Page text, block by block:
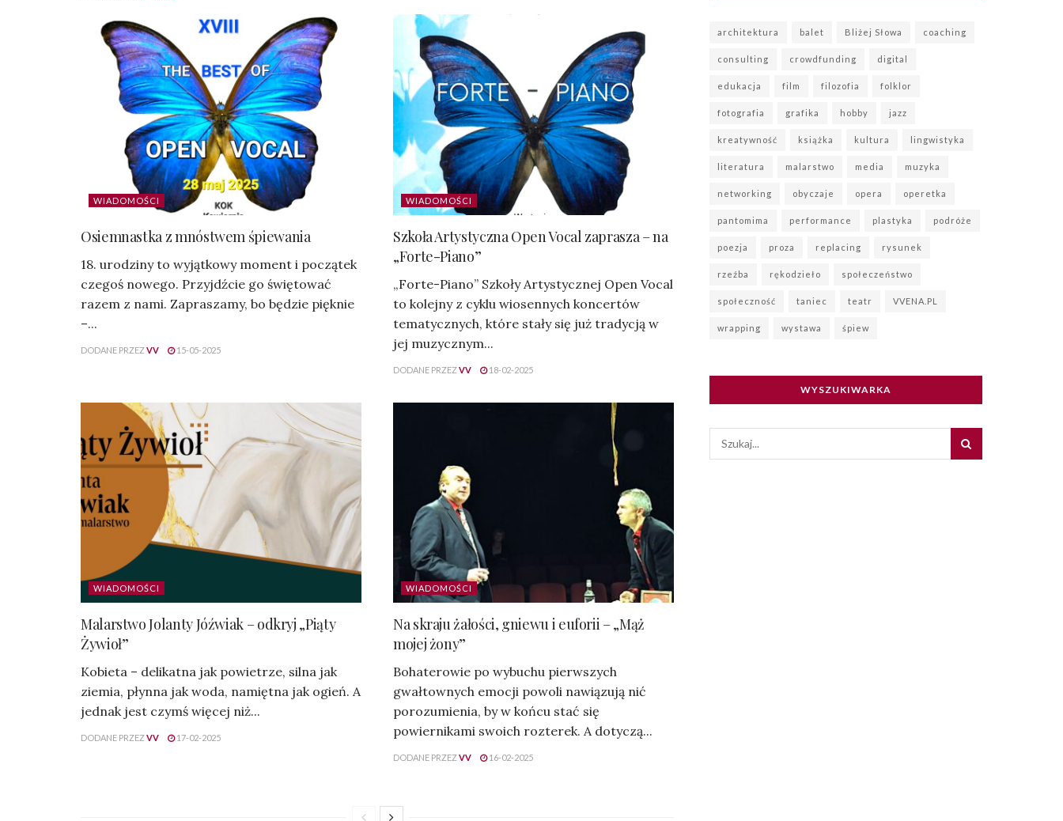
WIADOMOŚCI
Osiemnastka z mnóstwem śpiewania
18. urodziny to wyjątkowy moment i początek
czegoś nowego. Przyjdźcie go świętować
razem z nami. Zapraszamy, bo będzie pięknie
–...
DODANE PRZEZVV 15-05-2025
WIADOMOŚCI
Szkoła Artystyczna Open Vocal zaprasza – na
„Forte-Piano”
„Forte-Piano” Szkoły Artystycznej Open Vocal
to kolejny z cyklu wiosennych koncertów
tematycznych, które stały się już tradycją w
jej muzycznym...
DODANE PRZEZVV 18-02-2025
WIADOMOŚCI
Malarstwo Jolanty Jóźwiak – odkryj „Piąty
Żywioł”
Kobieta – delikatna jak powietrze, silna jak
ziemia, płynna jak woda, namiętna jak ogień. A
jednak jest czymś więcej niż...
DODANE PRZEZVV 17-02-2025
WIADOMOŚCI
Na skraju żałości, gniewu i euforii – „Mąż
mojej żony”
Bohaterowie po wybuchu pierwszych
gwałtownych emocji powoli nawiązują nić
porozumienia, by w końcu stać się
powiernikami swoich rozterek. A dotyczą...
DODANE PRZEZVV 16-02-2025
architektura balet Bliżej Słowa coaching
consulting crowdfunding digital
edukacja film filozofia folklor
fotografia grafika hobby jazz
kreatywność książka kultura lingwistyka
literatura malarstwo media muzyka
networking obyczaje opera operetka
pantomima performance plastyka podróże
poezja proza replacing rysunek
rzeźba rękodzieło społeczeństwo
społeczność taniec teatr VVENA.PL
wrapping wystawa śpiew
WYSZUKIWARKA